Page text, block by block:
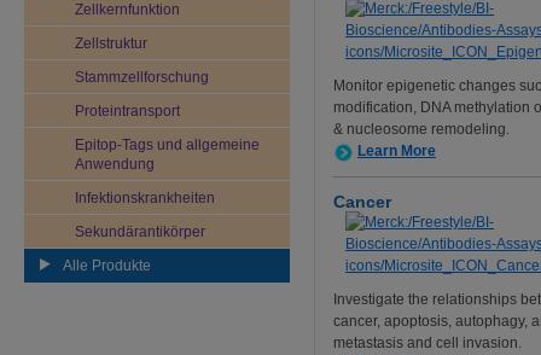
Zellkernfunktion
Zellstruktur
Stammzellforschung
Proteintransport
Epitop-Tags und allgemeine
Anwendung
Infektionskrankheiten
Sekundärantikörper
Alle Produkte
Monitor epigenetic changes
modification, DNA methylation
& nucleosome remodeling.
Learn More
Cancer
Investigate the relationships
cancer, apoptosis, autophagy,
metastasis and cell invasion.